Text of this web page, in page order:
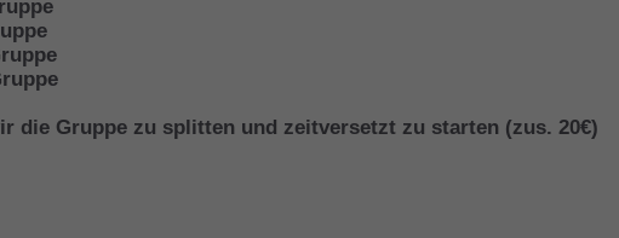
die Gruppe zu splitten und zeitversetzt zu starten (zus. 20€)